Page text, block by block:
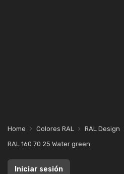
Home Colores RAL RAL Design
RAL 160 70 25 Water green
Iniciar sesión